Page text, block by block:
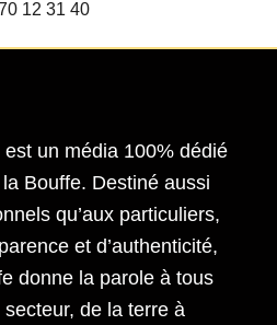
12 31 40
un média 100% dédié
Bouffe. Destiné aussi
qu’aux particuliers,
et d’authenticité,
donne la parole à tous
secteur,de la terre à